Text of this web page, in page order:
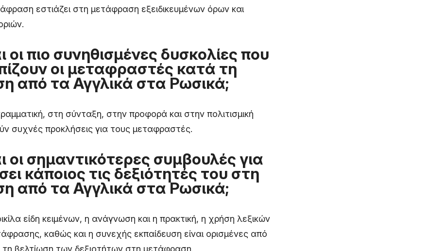
εστιάζει στη μετάφραση εξειδικευμένων όρων και
οι πιο συνηθισμένες δυσκολίες που
οι μεταφραστές κατά τη
από τα Αγγλικά στα Ρωσικά;
στη σύνταξη, στην προφορά και στην πολιτισμική
συχνές προκλήσεις για τους μεταφραστές.
οι σημαντικότερες συμβουλές για
κάποιος τις δεξιότητές του στη
από τα Αγγλικά στα Ρωσικά;
είδη κειμένων, η ανάγνωση και η πρακτική, η χρήση λεξικών
καθώς και η συνεχής εκπαίδευση είναι ορισμένες από